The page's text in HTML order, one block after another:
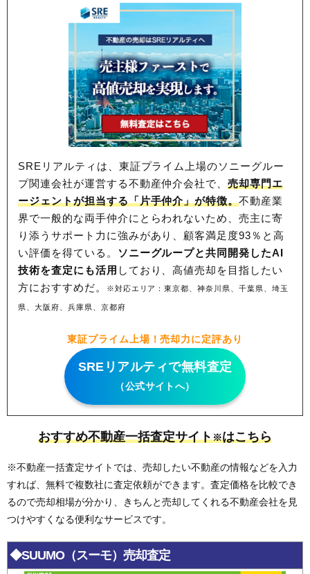
SREリアルティは、東証プライム上場のソニーグルー
プ関連会社が運営する不動産仲介会社で、売却専門エ
ージェントが担当する「片手仲介」が特徴。不動産業
界で一般的な両手仲介にとらわれないため、売主に寄
り添うサポート力に強みがあり、顧客満足度93％と高
い評価を得ている。 ソニーグループと共同開発したAI
技術を査定にも活用 しており、高値売却を目指したい
方におすすめだ。
※対応エリア：東京都、神奈川県、千葉県、埼玉
県、大阪府、兵庫県、京都府
東証プライム上場！売却力に定評あり
SREリアルティで無料査定
（公式サイトへ）
おすすめ不動産一括査定サイト※はこちら
※不動産一括査定サイトでは、売却したい不動産の情報などを入力
すれば、無料で複数社に査定依頼ができます。査定価格を比較でき
るので売却相場が分かり、きちんと売却してくれる不動産会社を見
つけやすくなる便利なサービスです。
◆SUUMO（スーモ）売却査定